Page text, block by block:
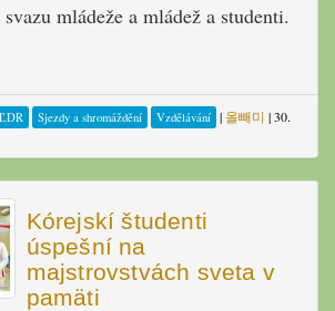
mládeže a mládež a studenti.
Sjezdy a shromáždění Vzdělávání | 올빼미 |30.
Kórejskí študenti
úspešní na
majstrovstvách sveta v
pamäti